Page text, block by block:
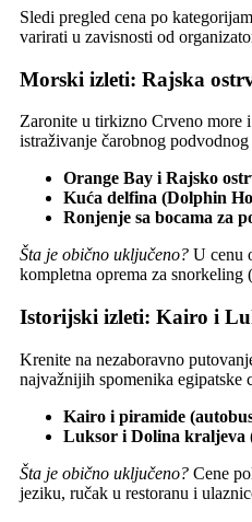
Sledi pregled cena po
varirati u zavisnosti od
Morski izleti: Rajska
Zaronite u tirkizno Crveno more
istraživanje čarobnog podvodnog
Orange Bay i Rajsko
Kuća delfina (Dolphin
Ronjenje sa bocama za
Šta je obično uključeno? U cenu
kompletna oprema za snorkeling
Istorijski izleti: Kairo i
Krenite na nezaboravno
najvažnijih spomenika egipatske
Kairo i piramide
Luksor i Dolina kraljeva
Šta je obično uključeno? Cene
jeziku, ručak u restoranu i